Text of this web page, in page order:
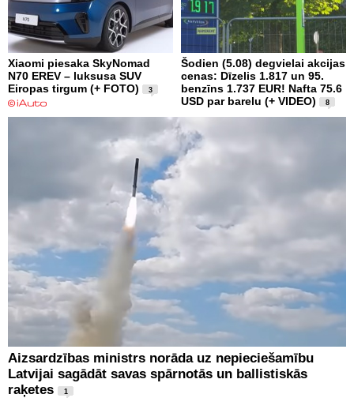
Xiaomi piesaka SkyNomad
N70 EREV – luksusa SUV
Eiropas tirgum (+ FOTO)
3
Šodien (5.08) degvielai akcijas
cenas: Dīzelis 1.817 un 95.
benzīns 1.737 EUR! Nafta 75.6
USD par barelu (+ VIDEO)
8
Aizsardzības ministrs norāda uz nepieciešamību
Latvijai sagādāt savas spārnotās un ballistiskās
raķetes
1